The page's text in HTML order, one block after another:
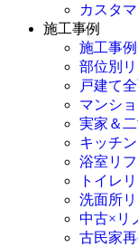
カスタ
施工事例
施工事
部位別
戸建て
マンシ
実家＆
キッチ
浴室リ
トイレ
洗面所
中古×リ
古民家